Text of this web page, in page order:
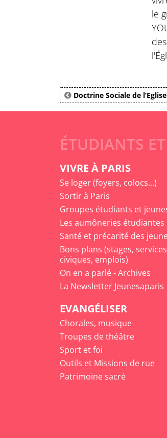
le
Doctrine Sociale de l’Eglise
ÉTUDIANTS
VIVRE À PARIS
Se loger (foyers, colocs...)
Sortir à Paris
Groupes étudiants et
Les aumôneries étudiantes
Santé et précarité des
Bons plans (stages, services
civiques, emplois)
On en a parlé - Archives
La Newsletter Jeunesaparis
EVANGÉLISER
Chorales, musique
Troupes de théâtre
Sport et foi
Outils et Missions de rue
Patrimoine sacré